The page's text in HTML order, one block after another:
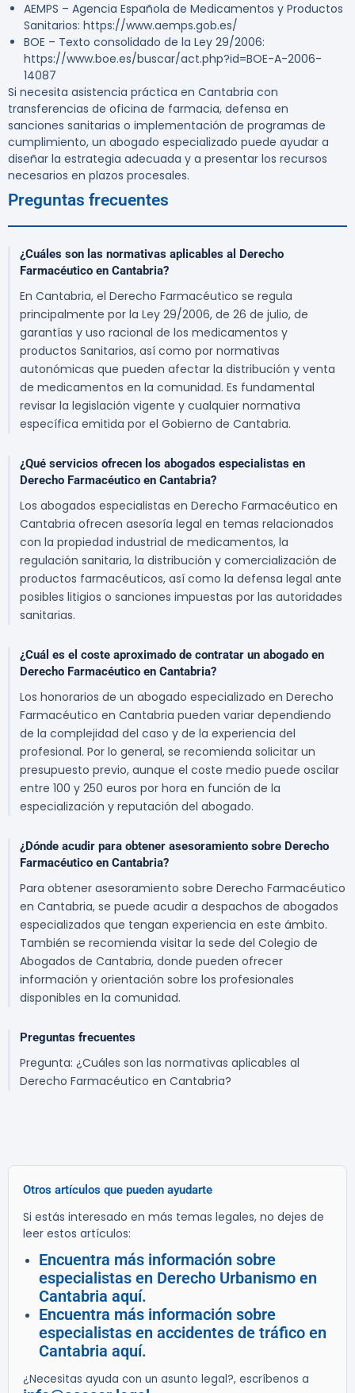
AEMPS – Agencia Española de Medicamentos y Productos
Sanitarios: https://www.aemps.gob.es/
BOE – Texto consolidado de la Ley 29/2006:
https://www.boe.es/buscar/act.php?id=BOE-A-2006-
14087
Si necesita asistencia práctica en Cantabria con
transferencias de oficina de farmacia, defensa en
sanciones sanitarias o implementación de programas de
cumplimiento, un abogado especializado puede ayudar a
diseñar la estrategia adecuada y a presentar los recursos
necesarios en plazos procesales.
Preguntas frecuentes
¿Cuáles son las normativas aplicables al Derecho
Farmacéutico en Cantabria?
En Cantabria, el Derecho Farmacéutico se regula
principalmente por la Ley 29/2006, de 26 de julio, de
garantías y uso racional de los medicamentos y
productos Sanitarios, así como por normativas
autonómicas que pueden afectar la distribución y venta
de medicamentos en la comunidad. Es fundamental
revisar la legislación vigente y cualquier normativa
específica emitida por el Gobierno de Cantabria.
¿Qué servicios ofrecen los abogados especialistas en
Derecho Farmacéutico en Cantabria?
Los abogados especialistas en Derecho Farmacéutico en
Cantabria ofrecen asesoría legal en temas relacionados
con la propiedad industrial de medicamentos, la
regulación sanitaria, la distribución y comercialización de
productos farmacéuticos, así como la defensa legal ante
posibles litigios o sanciones impuestas por las autoridades
sanitarias.
¿Cuál es el coste aproximado de contratar un abogado en
Derecho Farmacéutico en Cantabria?
Los honorarios de un abogado especializado en Derecho
Farmacéutico en Cantabria pueden variar dependiendo
de la complejidad del caso y de la experiencia del
profesional. Por lo general, se recomienda solicitar un
presupuesto previo, aunque el coste medio puede oscilar
entre 100 y 250 euros por hora en función de la
especialización y reputación del abogado.
¿Dónde acudir para obtener asesoramiento sobre Derecho
Farmacéutico en Cantabria?
Para obtener asesoramiento sobre Derecho Farmacéutico
en Cantabria, se puede acudir a despachos de abogados
especializados que tengan experiencia en este ámbito.
También se recomienda visitar la sede del Colegio de
Abogados de Cantabria, donde pueden ofrecer
información y orientación sobre los profesionales
disponibles en la comunidad.
Preguntas frecuentes
Pregunta: ¿Cuáles son las normativas aplicables al
Derecho Farmacéutico en Cantabria?
Otros artículos que pueden ayudarte
Si estás interesado en más temas legales, no dejes de
leer estos artículos:
Encuentra más información sobre
especialistas en Derecho Urbanismo en
Cantabria aquí.
Encuentra más información sobre
especialistas en accidentes de tráfico en
Cantabria aquí.
¿Necesitas ayuda con un asunto legal?, escríbenos a